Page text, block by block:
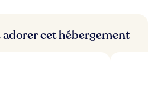
e
u
cet hébergement